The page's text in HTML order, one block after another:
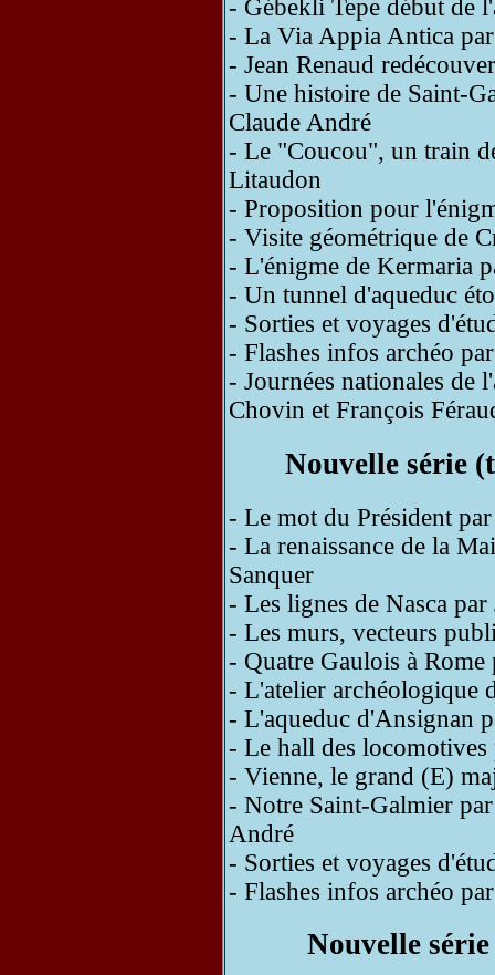
- Gébekli Tepe début de
- La Via Appia Antica
- Jean Renaud
- Une histoire de Saint-
Claude André
- Le "Coucou", un train
Litaudon
- Proposition pour
- Visite géométrique de
- L'énigme de Kermaria
- Un tunnel d'aqueduc
- Sorties et voyages
- Flashes infos archéo
- Journées nationales de
Chovin et François
Nouvelle série
- Le mot du Président
- La renaissance de la
Sanquer
- Les lignes de Nasca
- Les murs, vecteurs
- Quatre Gaulois à
- L'atelier archéologique
- L'aqueduc d'Ansignan
- Le hall des
- Vienne, le grand (E)
- Notre Saint-Galmier par
André
- Sorties et voyages
- Flashes infos archéo
Nouvelle